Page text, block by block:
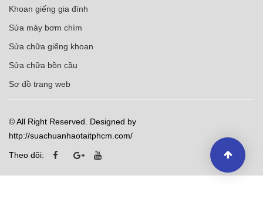
Khoan giếng gia đình
Sửa máy bơm chìm
Sửa chữa giếng khoan
Sửa chữa bồn cầu
Sơ đồ trang web
© All Right Reserved. Designed by
http://suachuanhaotaitphcm.com/
Theo dõi: